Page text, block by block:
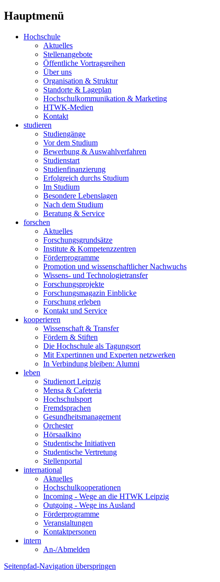
Hauptmenü
Hochschule
Aktuelles
Stellenangebote
Öffentliche Vortragsreihen
Über uns
Organisation & Struktur
Standorte & Lageplan
Hochschulkommunikation & Marketing
HTWK-Medien
Kontakt
studieren
Studiengänge
Vor dem Studium
Bewerbung & Auswahlverfahren
Studienstart
Studienfinanzierung
Erfolgreich durchs Studium
Im Studium
Besondere Lebenslagen
Nach dem Studium
Beratung & Service
forschen
Aktuelles
Forschungsgrundsätze
Institute & Kompetenzzentren
Förderprogramme
Promotion und wissenschaftlicher Nachwuchs
Wissens- und Technologietransfer
Forschungsprojekte
Forschungsmagazin Einblicke
Forschung erleben
Kontakt und Service
kooperieren
Wissenschaft & Transfer
Fördern & Stiften
Die Hochschule als Tagungsort
Mit Expertinnen und Experten netzwerken
In Verbindung bleiben: Alumni
leben
Studienort Leipzig
Mensa & Cafeteria
Hochschulsport
Fremdsprachen
Gesundheitsmanagement
Orchester
Hörsaalkino
Studentische Initiativen
Studentische Vertretung
Stellenportal
international
Aktuelles
Hochschulkooperationen
Incoming - Wege an die HTWK Leipzig
Outgoing - Wege ins Ausland
Förderprogramme
Veranstaltungen
Kontaktpersonen
intern
An-/Abmelden
Seitenpfad-Navigation überspringen